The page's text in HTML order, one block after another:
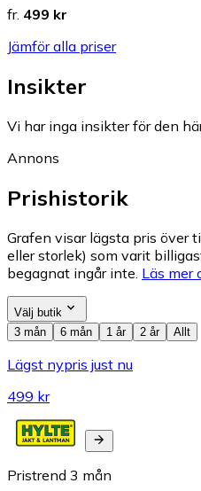
fr. 499 kr
Jämför alla priser
Insikter
Vi har inga insikter för den
Annons
Prishistorik
Grafen visar lägsta pris över
eller storlek) som varit
begagnat ingår inte. Läs mer
Välj butik
3 mån
6 mån 1 år 2 år Allt
Lägst nypris just nu
499 kr
Pristrend 3 mån